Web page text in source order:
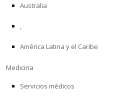
SEGURIDAD
INVESTIGACIÓN
Australia
,
América Latina y el Caribe
Medicina
Servicios médicos